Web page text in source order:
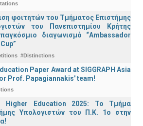
φοιτητών του Τμήματος Επιστήμης
του Πανεπιστημίου Κρήτης
διαγωνισμό “Ambassador
#Distinctions
Paper Award at SIGGRAPH Asia
Prof. Papagiannakis' team!
Higher Education 2025: Το Τμήμα
Υπολογιστών του Π.Κ. 1ο στην